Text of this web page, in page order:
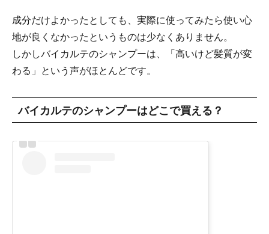
成分だけよかったとしても、実際に使ってみたら使い心
地が良くなかったというものは少なくありません。
しかしバイカルテのシャンプーは、「高いけど髪質が変
わる」という声がほとんどです。
バイカルテのシャンプーはどこで買える？